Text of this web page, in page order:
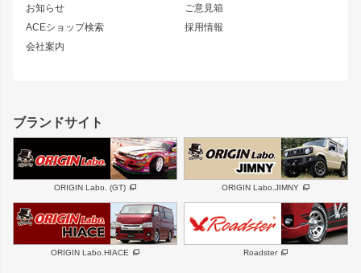
お知らせ
ACEショップ検索
会社案内
ご意見箱
採用情報
シルエイティ
キャラバン
スズキ
GS350
SC
スバル 三菱
デリカ D:5
軽自動車 汎用
ホイール
MUD-S7
MUD-SR7
まつど家 鉄漢
ボンネット
フェンダー
サイドパーツ
リアゲート
メンテナンスパーツ
ハイエースパーツ
ホイール
DAYTONA-RS
DAYTONA-RS NEO
エアロシリーズ
ブランドサイト
ORIGIN Labo. (GT) ORIGIN Labo.JIMNY
ORIGIN Labo.HIACE Roadster